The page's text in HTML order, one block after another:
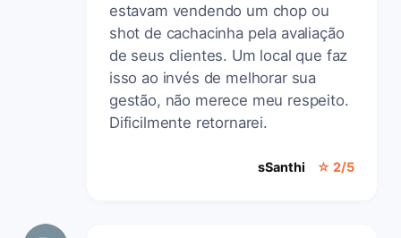
estavam vendendo um chop ou
shot de cachacinha pela avaliação
de seus clientes. Um local que faz
isso ao invés de melhorar sua
gestão, não merece meu respeito.
Dificilmente retornarei.
sSanthi ☆ 2/5